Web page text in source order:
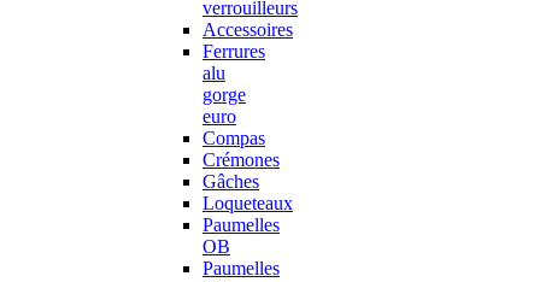
verrouilleurs
Accessoires
Ferrures
alu
gorge
euro
Compas
Crémones
Gâches
Loqueteaux
Paumelles
OB
Paumelles